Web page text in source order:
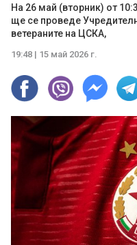
На 26 май (вторник) от
ще се проведе
ветераните на ЦСКА,
19:48 | 15 май 2026 г.